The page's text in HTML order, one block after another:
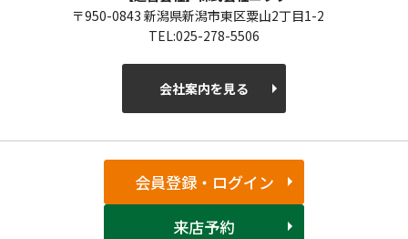
〒950-0843 新潟県新潟市東区粟山2丁目1-2
TEL:025-278-5506
会社案内を見る
会員登録・ログイン
来店予約